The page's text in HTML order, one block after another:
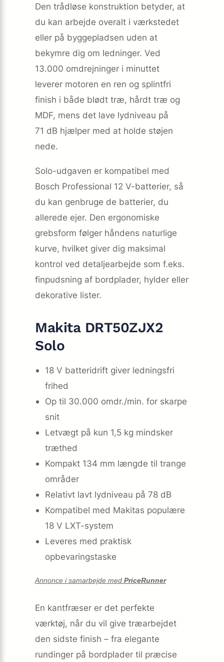
Den trådløse konstruktion betyder, at
du kan arbejde overalt i værkstedet
eller på byggepladsen uden at
bekymre dig om ledninger. Ved
13.000 omdrejninger i minuttet
leverer motoren en ren og splintfri
finish i både blødt træ, hårdt træ og
MDF, mens det lave lydniveau på
71 dB hjælper med at holde støjen
nede.
Solo-udgaven er kompatibel med
Bosch Professional 12 V-batterier, så
du kan genbruge de batterier, du
allerede ejer. Den ergonomiske
grebsform følger håndens naturlige
kurve, hvilket giver dig maksimal
kontrol ved detaljearbejde som f.eks.
finpudsning af bordplader, hylder eller
dekorative lister.
Makita DRT50ZJX2
Solo
18 V batteridrift giver ledningsfri
frihed
Op til 30.000 omdr./min. for skarpe
snit
Letvægt på kun 1,5 kg mindsker
træthed
Kompakt 134 mm længde til trange
områder
Relativt lavt lydniveau på 78 dB
Kompatibel med Makitas populære
18 V LXT-system
Leveres med praktisk
opbevaringstaske
Annonce i samarbejde med PriceRunner
En kantfræser er det perfekte
værktøj, når du vil give træarbejdet
den sidste finish – fra elegante
rundinger på bordplader til præcise